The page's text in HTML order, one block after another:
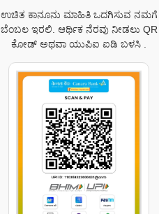
ಉಚಿತ ಕಾನೂನು ಮಾಹಿತಿ ಒದಗಿಸುವ ನಮಗೆ
ಬೆಂಬಲ ಇರಲಿ. ಆರ್ಥಿಕ ನೆರವು ನೀಡಲು QR
ಕೋಡ್ ಅಥವಾ ಯುಪಿಐ ಐಡಿ ಬಳಸಿ .